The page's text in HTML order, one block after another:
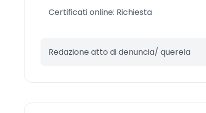
Certificati online: Richiesta
Redazione atto di denuncia/ querela